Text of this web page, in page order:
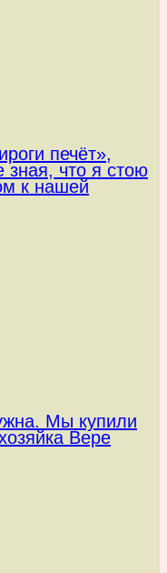
печёт»,
что я стою
к нашей
Мы купили
Вере